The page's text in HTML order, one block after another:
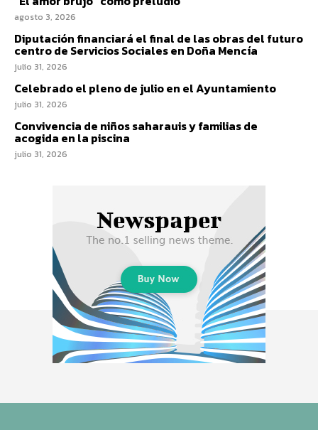
agosto 3, 2026
Diputación financiará el final de las obras del futuro
centro de Servicios Sociales en Doña Mencía
julio 31, 2026
Celebrado el pleno de julio en el Ayuntamiento
julio 31, 2026
Convivencia de niños saharauis y familias de
acogida en la piscina
julio 31, 2026